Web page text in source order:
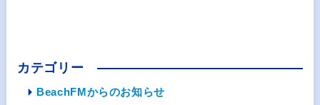
カテゴリー
BeachFMからのお知らせ